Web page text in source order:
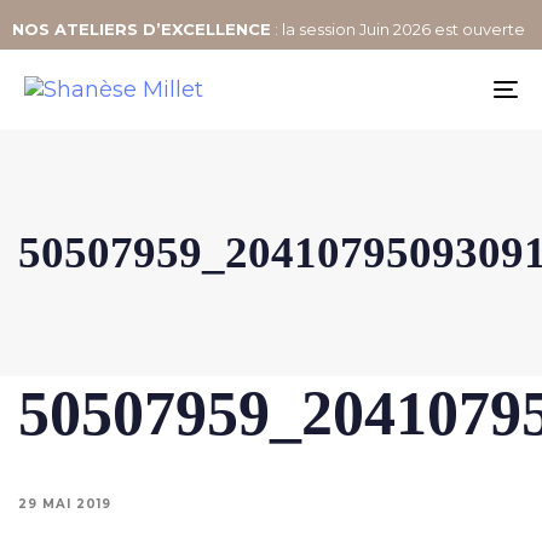
NOS ATELIERS D’EXCELLENCE : la session Juin 2026 est ouverte
29 MAI 2019